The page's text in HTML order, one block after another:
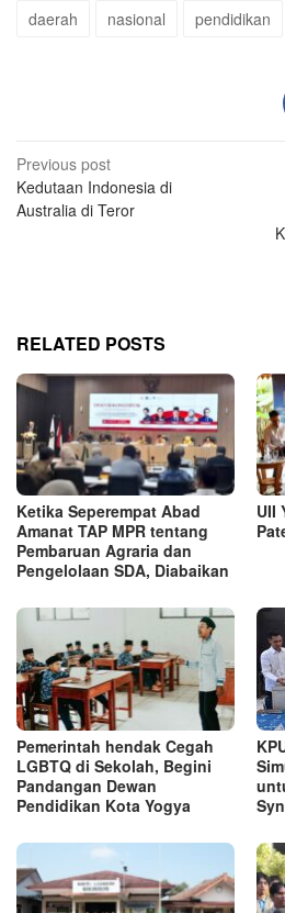
daerah nasional pendidikan
Post
navigation
Previous post
Kedutaan Indonesia di
Australia di Teror
RELATED POSTS
Ketika Seperempat Abad
Amanat TAP MPR tentang
Pembaruan Agraria dan
Pengelolaan SDA, Diabaikan
UII
Pemerintah hendak Cegah
LGBTQ di Sekolah, Begini
Pandangan Dewan
Pendidikan Kota Yogya